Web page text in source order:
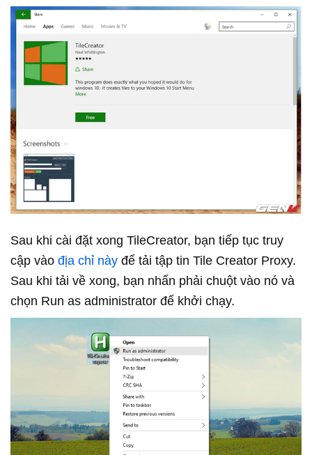
Sau khi cài đặt xong TileCreator, bạn tiếp tục truy
cập vào địa chỉ này để tải tập tin Tile Creator Proxy.
Sau khi tải về xong, bạn nhấn phải chuột vào nó và
chọn Run as administrator để khởi chạy.